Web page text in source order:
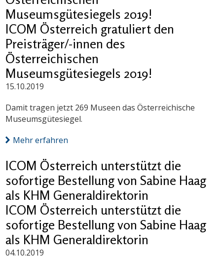
Museumsgütesiegels 2019!
ICOM Österreich gratuliert den
Preisträger/-innen des
Österreichischen
Museumsgütesiegels 2019!
15.10.2019
Damit tragen jetzt 269 Museen das Österreichische
Museumsgütesiegel.
Mehr erfahren
ICOM Österreich unterstützt die
sofortige Bestellung von Sabine Haag
als KHM Generaldirektorin
ICOM Österreich unterstützt die
sofortige Bestellung von Sabine Haag
als KHM Generaldirektorin
04.10.2019